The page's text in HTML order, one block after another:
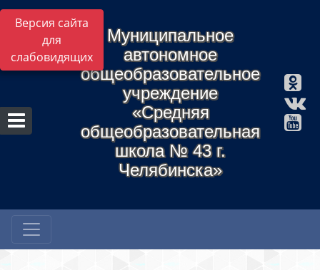
Версия сайта
для
слабовидящих
Муниципальное
автономное
общеобразовательное
учреждение
«Средняя
общеобразовательная
школа № 43 г.
Челябинска»